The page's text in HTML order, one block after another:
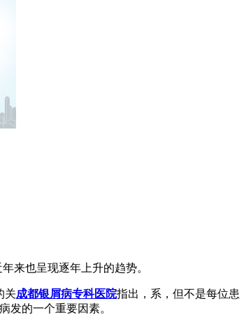
来也呈现逐年上升的趋势。
关成都银屑病专科医院指出，系，但不是每位患
发的一个重要因素。